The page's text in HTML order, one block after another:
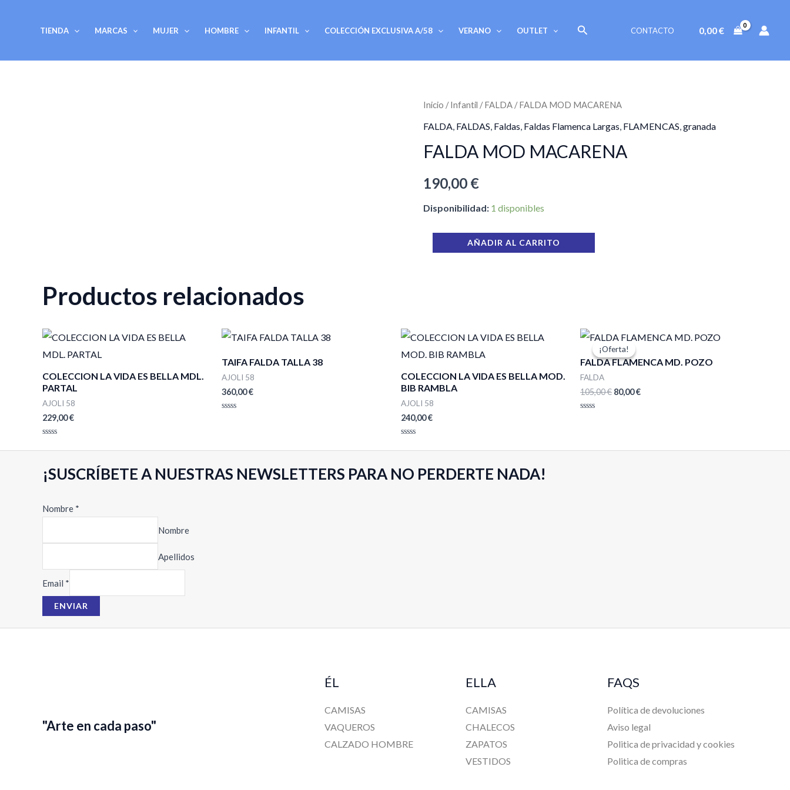
TIENDA MARCAS MUJER HOMBRE INFANTIL COLECCIÓN EXCLUSIVA A/58 VERANO OUTLET Buscar CONTACTO 0,00€
Inicio /Infantil /FALDA / FALDA MOD MACARENA
FALDA FALDAS Faldas Faldas Flamenca Largas FLAMENCAS granada
FALDA MOD MACARENA
190,00 €
Disponibilidad: 1 disponibles
FALDA
MOD
cantidad
AÑADIR AL CARRITO
Productos relacionados
COLECCION LA VIDA ES BELLA MDL.
PARTAL
AJOLI 58
229,00€
con
5
TAIFA FALDA TALLA 38
AJOLI 58
360,00€
COLECCION LA VIDA ES BELLA MOD.
BIB RAMBLA
AJOLI 58
240,00€
con
5
¡Oferta!
¡Oferta!
FALDA FLAMENCA MD. POZO
FALDA
105,00€
El
precio
original
era:
80,00€
El
precio
es:
¡SUSCRÍBETE A NUESTRAS NEWSLETTERS PARA NO PERDERTE NADA!
N
m
r
e
Nombre *
Nombre
Apellidos
Email *
ENVIAR
"Arte en cada paso"
ÉL
CAMISAS
VAQUEROS
CALZADO HOMBRE
ELLA
CAMISAS
CHALECOS
ZAPATOS
VESTIDOS
FAQS
Política de devoluciones
Aviso legal
Politica de privacidad y cookies
Politica de compras